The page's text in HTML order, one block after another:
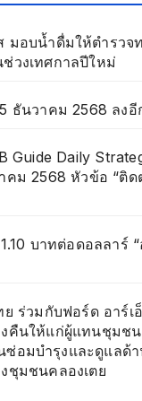
มอบน้ำดื่มให้ตำรวจ
วงเทศกาลปีใหม่
ธันวาคม 2568 ลงอี
Guide Daily
ม 2568 หัวข้อ “ติด
บาทต่อดอลลาร์
ย ร่วมกับฟอร์ด อาร์เ
คืนให้แก่ผู้แทนชุมชน
อมบำรุงและดูแลด้า
ชุมชนคลองเตย